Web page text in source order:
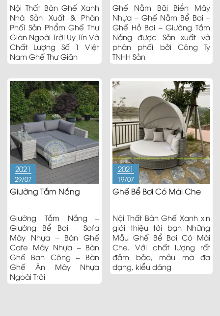
Nội Thất Bàn Ghế Xanh
Nhà Sản Xuất & Phân
Phối Sản Phẩm Ghế Thư
Giãn Ngoài Trời Uy Tín Và
Chất Lượng Số 1 Việt
Nam Ghế Thư Giãn
Ghế Nằm Bãi Biển Mây
Nhựa – Ghế Nằm Bể Bơi –
Ghế Hồ Bơi – Giường Tắm
Nắng được Sản xuất và
phân phối bởi Công Ty
TNHH Sản
2021
29/07
Giường Tắm Nắng
Giường Tắm Nắng –
Giường Bể Bơi – Sofa
Mây Nhựa – Bàn Ghế
Cafe Mây Nhựa – Bàn
Ghế Ban Công – Bàn
Ghế Ăn Mây Nhựa
Ngoài Trời
2021
19/07
Ghế Bể Bơi Có Mái Che
Nội Thất Bàn Ghế Xanh xin
giới thiệu tới bạn Những
Mẫu Ghế Bể Bơi Có Mái
Che. Với chất lượng rất
đảm bảo, mẫu mã đa
dạng, kiểu dáng